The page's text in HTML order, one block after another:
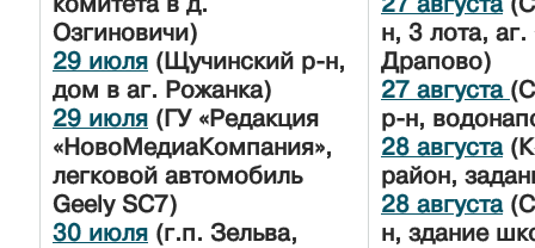
Озгиновичи)
29 июля (Щучинский р-н,
дом в аг. Рожанка)
29 июля (ГУ «Редакция
«НовоМедиаКомпания»,
легковой автомобиль
Geely SC7)
30 июля (г.п. Зельва,
н, 3 лота,
Драпово)
27 августа
р-н,
28 августа
район,
28 августа
н, здание